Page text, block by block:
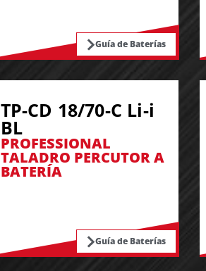
Guía de Baterías
TP-CD 18/70-C Li-i
BL
PROFESSIONAL
TALADRO PERCUTOR A
BATERÍA
Guía de Baterías